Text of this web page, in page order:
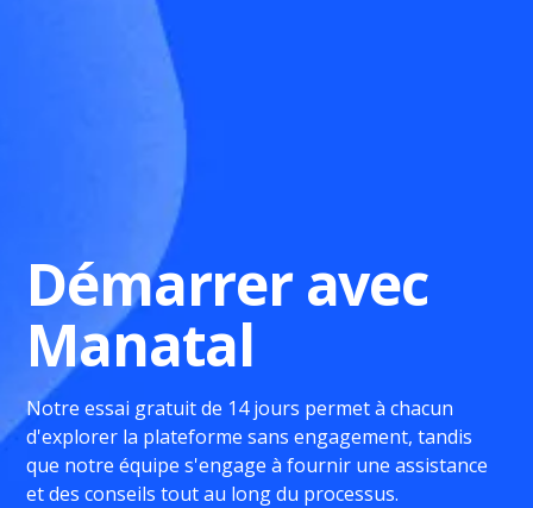
Démarrer avec
Manatal
Notre essai gratuit de 14 jours permet à chacun
d'explorer la plateforme sans engagement, tandis
que notre équipe s'engage à fournir une assistance
et des conseils tout au long du processus.